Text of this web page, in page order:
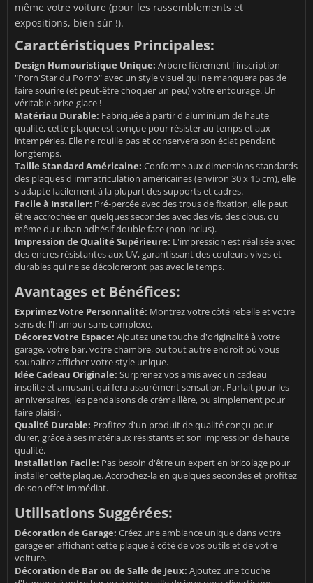
même votre voiture (pour les rassemblements et
expositions, bien sûr !).
Caractéristiques Principales:
Design Humouristique Unique: Arbore fièrement l'inscription
"Porn Star du Porno" avec un style visuel qui ne manquera pas de
faire sourire (et peut-être choquer un peu) votre entourage. Un
véritable brise-glace !
Matériau Durable: Fabriquée à partir d'aluminium de haute
qualité, cette plaque est conçue pour résister au temps et aux
intempéries. Elle ne rouille pas et conservera son éclat pendant
longtemps.
Taille Standard Américaine: Conforme aux dimensions standards
des plaques d'immatriculation américaines (environ 30 x 15 cm), elle
s'adapte facilement à la plupart des supports et cadres.
Facile à Installer: Pré-percée avec des trous de fixation, elle peut
être accrochée en quelques secondes avec des vis, des clous, ou
même du ruban adhésif double face (non inclus).
Impression de Qualité Supérieure: L'impression est réalisée avec
des encres résistantes aux UV, garantissant des couleurs vives et
durables qui ne se décoloreront pas avec le temps.
Avantages et Bénéfices:
Exprimez Votre Personnalité: Montrez votre côté rebelle et votre
sens de l'humour sans complexe.
Décorez Votre Espace: Ajoutez une touche d'originalité à votre
garage, votre bar, votre chambre, ou tout autre endroit où vous
souhaitez afficher votre style unique.
Idée Cadeau Originale: Surprenez vos amis avec un cadeau
insolite et amusant qui fera assurément sensation. Parfait pour les
anniversaires, les pendaisons de crémaillère, ou simplement pour
faire plaisir.
Qualité Durable: Profitez d'un produit de qualité conçu pour
durer, grâce à ses matériaux résistants et son impression de haute
qualité.
Installation Facile: Pas besoin d'être un expert en bricolage pour
installer cette plaque. Accrochez-la en quelques secondes et profitez
de son effet immédiat.
Utilisations Suggérées:
Décoration de Garage: Créez une ambiance unique dans votre
garage en affichant cette plaque à côté de vos outils et de votre
voiture.
Décoration de Bar ou de Salle de Jeux: Ajoutez une touche